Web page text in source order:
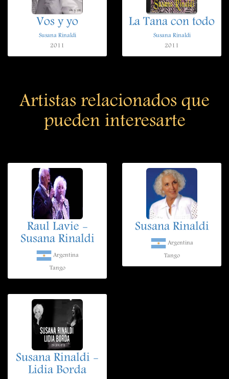
Vos y yo
Susana Rinaldi
2011
La Tana con todo
Susana Rinaldi
2011
Artistas relacionados que
pueden interesarte
Raul Lavie -
Susana Rinaldi
Argentina
Tango
Susana Rinaldi
Argentina
Tango
Susana Rinaldi -
Lidia Borda